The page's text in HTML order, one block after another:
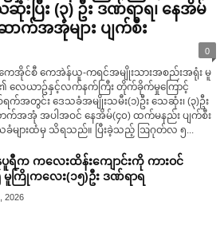
းပြီး (၃) ဦး ဒဏ်ရာရ၊ နေအိမ်
ာက်အအုံများ ပျက်စီး
0
ကေအိုင်စီ ကေအဲန်ယူ-ကရင်အမျိုးသားအစည်းအရုံး မူ
၏ လေယာဥ်နှင့်လက်နက်ကြီး တိုက်ခိုက်မှုကြောင့်
အတွင်း ဒေသခံအမျိုးသမီး(၁)ဦး သေဆုံး၊ (၃)ဦး
ာက်အအုံ အပါအဝင် နေအိမ်(၄၀) ထက်မနည်း ပျက်စီး
သခံများထံမှ သိရသည်။ ပြီးခဲ့သည့် ဩဂုတ်လ ၅...
ပူရီက ကလေးထိန်းကျောင်းကို ကားဝင်
ကြိုကလေး(၁၅)ဦး ဒဏ်ရာရ
2026